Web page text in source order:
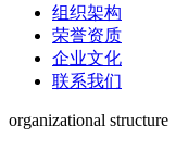
组织架构
荣誉资质
企业文化
联系我们
organizational structure